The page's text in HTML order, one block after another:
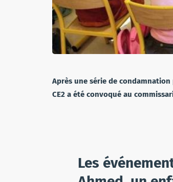
Après une série de
CE2 a été convoqué au
Les